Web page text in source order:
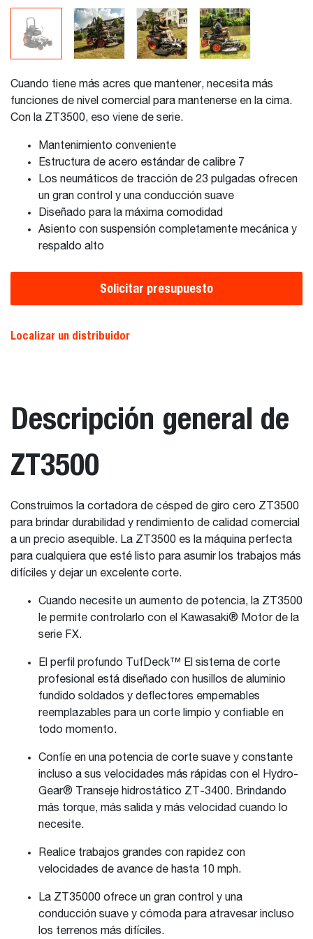
Cuando tiene más acres que mantener, necesita más
funciones de nivel comercial para mantenerse en la cima.
Con la ZT3500, eso viene de serie.
Mantenimiento conveniente
Estructura de acero estándar de calibre 7
Los neumáticos de tracción de 23 pulgadas ofrecen
un gran control y una conducción suave
Diseñado para la máxima comodidad
Asiento con suspensión completamente mecánica y
respaldo alto
Solicitar presupuesto
Localizar un distribuidor
Descripción general de
ZT3500
Construimos la cortadora de césped de giro cero ZT3500
para brindar durabilidad y rendimiento de calidad comercial
a un precio asequible. La ZT3500 es la máquina perfecta
para cualquiera que esté listo para asumir los trabajos más
difíciles y dejar un excelente corte.
Cuando necesite un aumento de potencia, la ZT3500
le permite controlarlo con el Kawasaki® Motor de la
serie FX.
El perfil profundo TufDeck™ El sistema de corte
profesional está diseñado con husillos de aluminio
fundido soldados y deflectores empernables
reemplazables para un corte limpio y confiable en
todo momento.
Confíe en una potencia de corte suave y constante
incluso a sus velocidades más rápidas con el Hydro-
Gear® Transeje hidrostático ZT-3400. Brindando
más torque, más salida y más velocidad cuando lo
necesite.
Realice trabajos grandes con rapidez con
velocidades de avance de hasta 10 mph.
La ZT35000 ofrece un gran control y una
conducción suave y cómoda para atravesar incluso
los terrenos más difíciles.